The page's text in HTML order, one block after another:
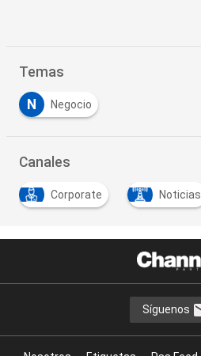
Temas
N Negocio
Canales
Corporate Noticias
Síguenos